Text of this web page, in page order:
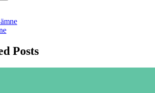
Posts